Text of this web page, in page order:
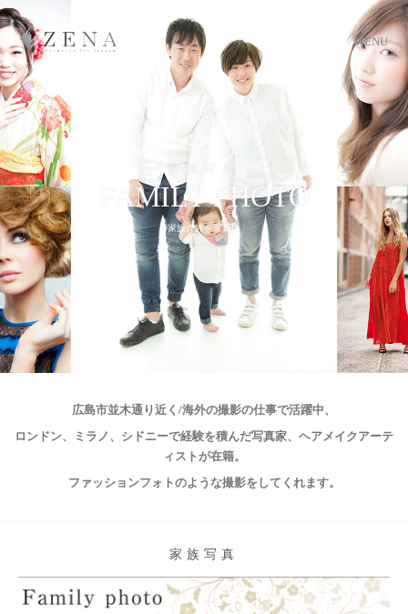
MENU
家族写真
FAMILY PHOTO
家族の絆を写真に
広島市並木通り近く/海外の撮影の仕事で活躍中、
ロンドン、ミラノ、シドニーで経験を積んだ写真家、ヘアメイクアーテ
ィストが在籍。
ファッションフォトのような撮影をしてくれます。
家族写真